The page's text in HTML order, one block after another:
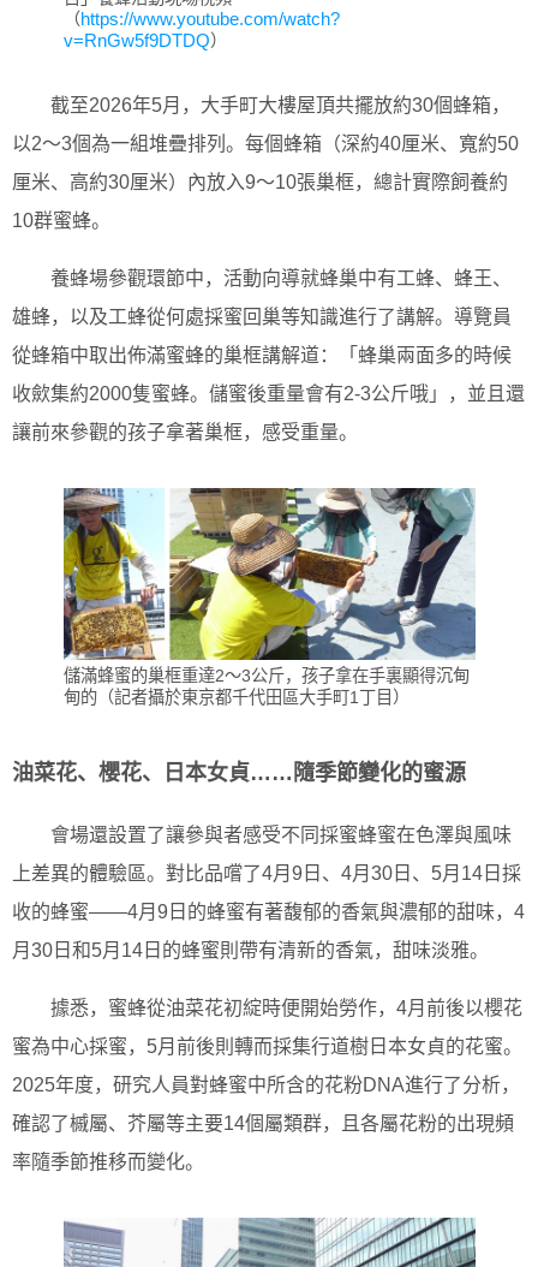
（https://www.youtube.com/watch?
v=RnGw5f9DTDQ）
截至2026年5月，大手町大樓屋頂共擺放約30個蜂箱，
以2～3個為一組堆疊排列。每個蜂箱（深約40厘米、寬約50
厘米、高約30厘米）內放入9～10張巢框，總計實際飼養約
10群蜜蜂。
養蜂場參觀環節中，活動向導就蜂巢中有工蜂、蜂王、
雄蜂，以及工蜂從何處採蜜回巢等知識進行了講解。導覽員
從蜂箱中取出佈滿蜜蜂的巢框講解道：「蜂巢兩面多的時候
收歛集約2000隻蜜蜂。儲蜜後重量會有2-3公斤哦」，並且還
讓前來參觀的孩子拿著巢框，感受重量。
儲滿蜂蜜的巢框重達2～3公斤，孩子拿在手裏顯得沉甸
甸的（記者攝於東京都千代田區大手町1丁目）
油菜花、櫻花、日本女貞……隨季節變化的蜜源
會場還設置了讓參與者感受不同採蜜蜂蜜在色澤與風味
上差異的體驗區。對比品嚐了4月9日、4月30日、5月14日採
收的蜂蜜——4月9日的蜂蜜有著馥郁的香氣與濃郁的甜味，4
月30日和5月14日的蜂蜜則帶有清新的香氣，甜味淡雅。
據悉，蜜蜂從油菜花初綻時便開始勞作，4月前後以櫻花
蜜為中心採蜜，5月前後則轉而採集行道樹日本女貞的花蜜。
2025年度，研究人員對蜂蜜中所含的花粉DNA進行了分析，
確認了槭屬、芥屬等主要14個屬類群，且各屬花粉的出現頻
率隨季節推移而變化。